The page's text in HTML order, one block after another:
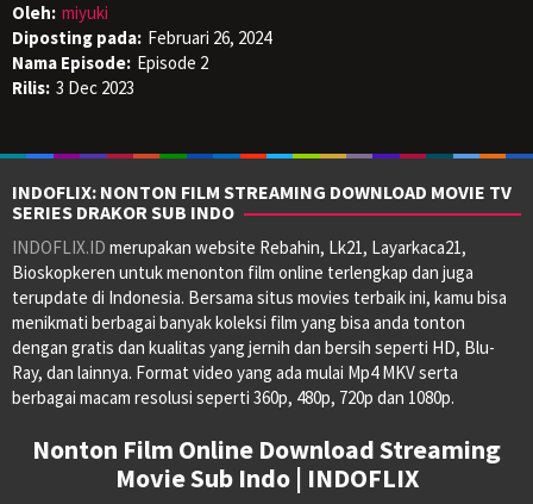
Oleh: miyuki
Diposting pada: Februari 26, 2024
Nama Episode: Episode 2
Rilis: 3 Dec 2023
INDOFLIX: NONTON FILM STREAMING DOWNLOAD MOVIE TV
SERIES DRAKOR SUB INDO
INDOFLIX.ID merupakan website Rebahin, Lk21, Layarkaca21,
Bioskopkeren untuk menonton film online terlengkap dan juga
terupdate di Indonesia. Bersama situs movies terbaik ini, kamu bisa
menikmati berbagai banyak koleksi film yang bisa anda tonton
dengan gratis dan kualitas yang jernih dan bersih seperti HD, Blu-
Ray, dan lainnya. Format video yang ada mulai Mp4 MKV serta
berbagai macam resolusi seperti 360p, 480p, 720p dan 1080p.
Nonton Film Online Download Streaming
Movie Sub Indo | INDOFLIX